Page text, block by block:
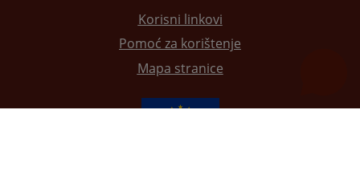
Korisni linkovi
Pomoć za korištenje
Mapa stranice